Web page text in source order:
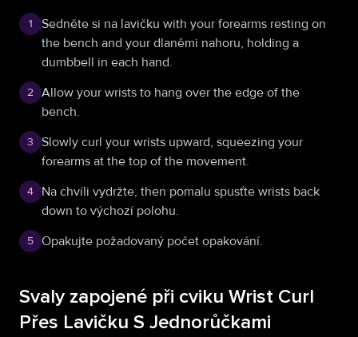
1
Sedněte si na lavičku with your forearms resting on
the bench and your dlaněmi nahoru, holding a
dumbbell in each hand.
2 Allow your wrists to hang over the edge of the
bench.
3
Slowly curl your wrists upward, squeezing your
forearms at the top of the movement.
4
Na chvíli vydržte, then pomalu spusťte wrists back
down to výchozí polohu.
5 Opakujte požadovaný počet opakování.
Svaly zapojené při cviku Wrist Curl
Přes Lavičku S Jednorůčkami